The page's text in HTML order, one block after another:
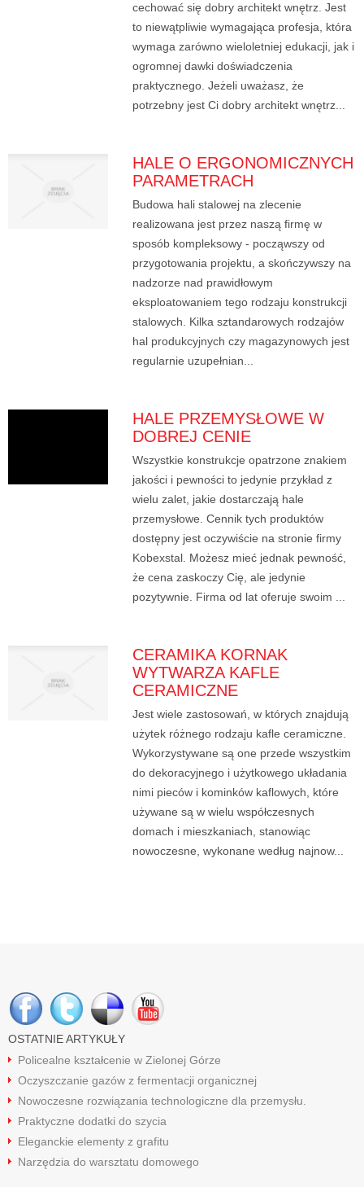
cechować się dobry architekt wnętrz. Jest
to niewątpliwie wymagająca profesja, która
wymaga zarówno wieloletniej edukacji, jak i
ogromnej dawki doświadczenia
praktycznego. Jeżeli uważasz, że
potrzebny jest Ci dobry architekt wnętrz...
HALE O ERGONOMICZNYCH
PARAMETRACH
Budowa hali stalowej na zlecenie
realizowana jest przez naszą firmę w
sposób kompleksowy - począwszy od
przygotowania projektu, a skończywszy na
nadzorze nad prawidłowym
eksploatowaniem tego rodzaju konstrukcji
stalowych. Kilka sztandarowych rodzajów
hal produkcyjnych czy magazynowych jest
regularnie uzupełnian...
HALE PRZEMYSŁOWE W
DOBREJ CENIE
Wszystkie konstrukcje opatrzone znakiem
jakości i pewności to jedynie przykład z
wielu zalet, jakie dostarczają hale
przemysłowe. Cennik tych produktów
dostępny jest oczywiście na stronie firmy
Kobexstal. Możesz mieć jednak pewność,
że cena zaskoczy Cię, ale jedynie
pozytywnie. Firma od lat oferuje swoim ...
CERAMIKA KORNAK
WYTWARZA KAFLE
CERAMICZNE
Jest wiele zastosowań, w których znajdują
użytek różnego rodzaju kafle ceramiczne.
Wykorzystywane są one przede wszystkim
do dekoracyjnego i użytkowego układania
nimi pieców i kominków kaflowych, które
używane są w wielu współczesnych
domach i mieszkaniach, stanowiąc
nowoczesne, wykonane według najnow...
OSTATNIE ARTYKUŁY
Policealne kształcenie w Zielonej Górze
Oczyszczanie gazów z fermentacji organicznej
Nowoczesne rozwiązania technologiczne dla przemysłu.
Praktyczne dodatki do szycia
Eleganckie elementy z grafitu
Narzędzia do warsztatu domowego